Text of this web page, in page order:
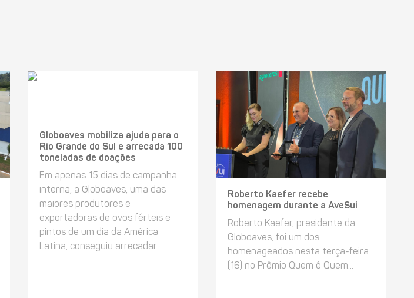
Globoaves mobiliza ajuda para o
Rio Grande do Sul e arrecada 100
toneladas de doações
Em apenas 15 dias de campanha
interna, a Globoaves, uma das
maiores produtores e
exportadoras de ovos férteis e
pintos de um dia da América
Latina, conseguiu arrecadar...
Roberto Kaefer recebe
homenagem durante a AveSui
Roberto Kaefer, presidente da
Globoaves, foi um dos
homenageados nesta terça-feira
(16) no Prêmio Quem é Quem...